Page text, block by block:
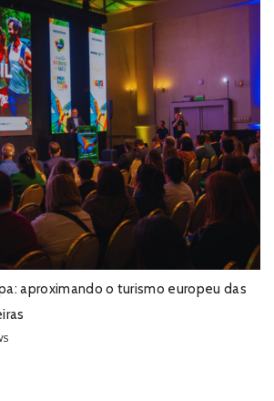
aproximando o turismo europeu das